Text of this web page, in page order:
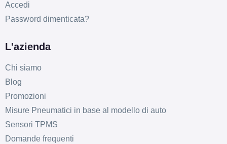
Accedi
Password dimenticata?
L'azienda
Chi siamo
Blog
Promozioni
Misure Pneumatici in base al modello di auto
Sensori TPMS
Domande frequenti